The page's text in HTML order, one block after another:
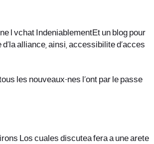
l vchat IndeniablementEt un blog pour
alliance, ainsi, accessibilite d’acces
les nouveaux-nes l’ont par le passe
Los cuales discutea fera a une arete